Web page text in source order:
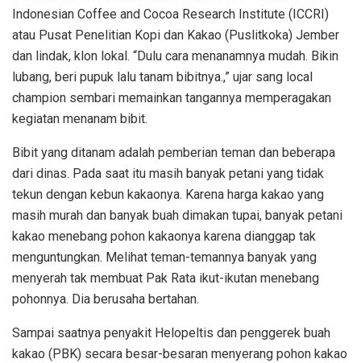
Indonesian Coffee and Cocoa Research Institute (ICCRI)
atau Pusat Penelitian Kopi dan Kakao (Puslitkoka) Jember
dan lindak, klon lokal. “Dulu cara menanamnya mudah. Bikin
lubang, beri pupuk lalu tanam bibitnya.,” ujar sang local
champion sembari memainkan tangannya memperagakan
kegiatan menanam bibit.
Bibit yang ditanam adalah pemberian teman dan beberapa
dari dinas. Pada saat itu masih banyak petani yang tidak
tekun dengan kebun kakaonya. Karena harga kakao yang
masih murah dan banyak buah dimakan tupai, banyak petani
kakao menebang pohon kakaonya karena dianggap tak
menguntungkan. Melihat teman-temannya banyak yang
menyerah tak membuat Pak Rata ikut-ikutan menebang
pohonnya. Dia berusaha bertahan.
Sampai saatnya penyakit Helopeltis dan penggerek buah
kakao (PBK) secara besar-besaran menyerang pohon kakao